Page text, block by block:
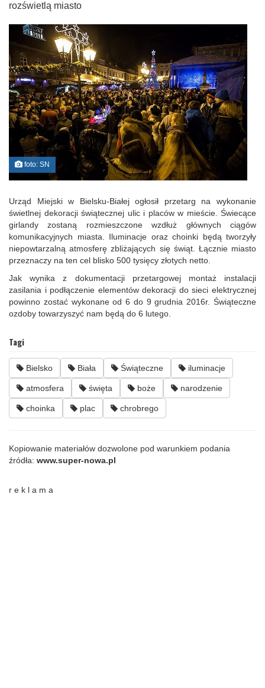
rozświetlą miasto
foto: SN
Urząd Miejski w Bielsku-Białej ogłosił przetarg na wykonanie
świetlnej dekoracji świątecznej ulic i placów w mieście. Świecące
girlandy zostaną rozmieszczone wzdłuż głównych ciągów
komunikacyjnych miasta. Iluminacje oraz choinki będą tworzyły
niepowtarzalną atmosferę zbliżających się świąt. Łącznie miasto
przeznaczy na ten cel blisko 500 tysięcy złotych netto.
Jak wynika z dokumentacji przetargowej montaż instalacji
zasilania i podłączenie elementów dekoracji do sieci elektrycznej
powinno zostać wykonane od 6 do 9 grudnia 2016r. Świąteczne
ozdoby towarzyszyć nam będą do 6 lutego.
Tagi
Bielsko Biała Świąteczne iluminacje
atmosfera święta boże narodzenie
choinka plac chrobrego
Kopiowanie materiałów dozwolone pod warunkiem podania
źródła: www.super-nowa.pl
r e k l a m a